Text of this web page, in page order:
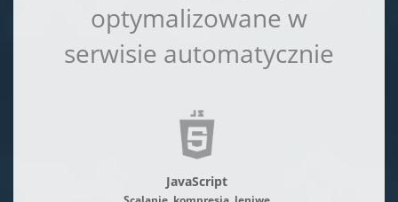
optymalizowane w
serwisie automatycznie
JavaScript